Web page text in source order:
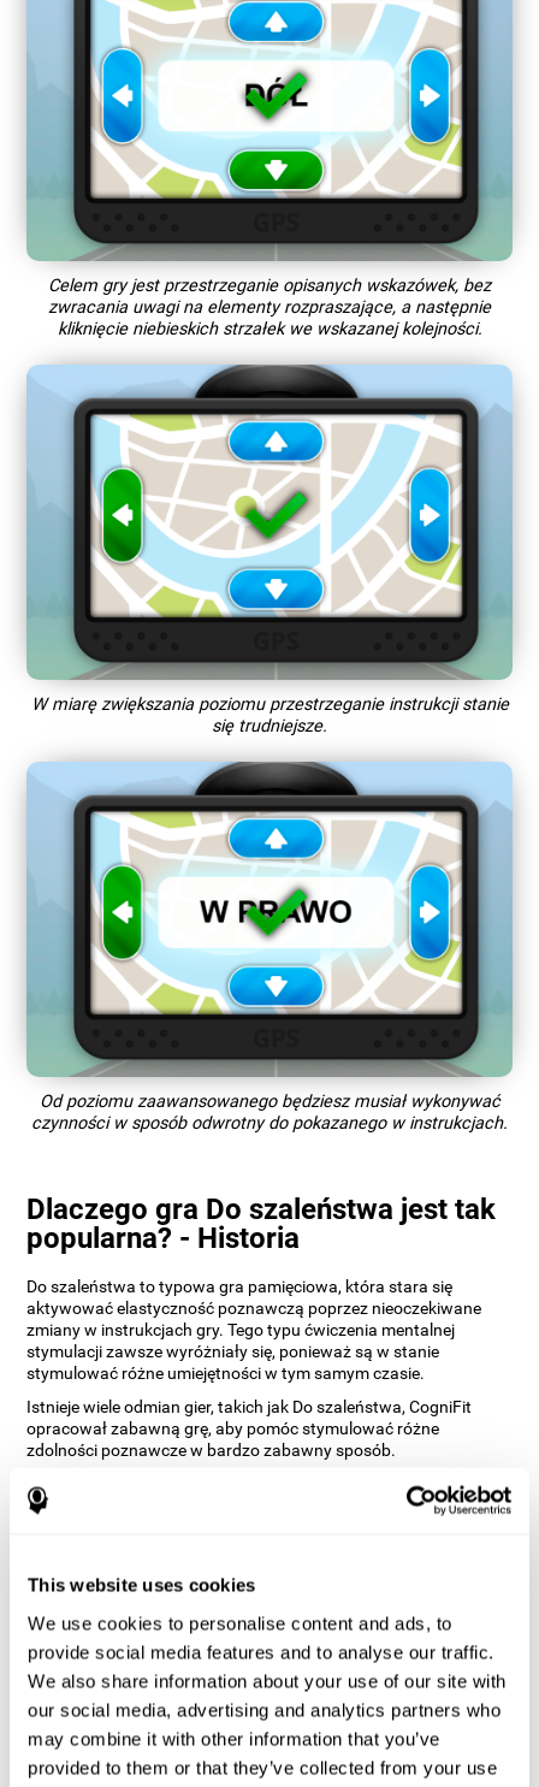
This website uses cookies
We use cookies to personalise content and ads, to
provide social media features and to analyse our traffic.
We also share information about your use of our site with
our social media, advertising and analytics partners who
may combine it with other information that you’ve
provided to them or that they’ve collected from your use
Celem gry jest przestrzeganie opisanych wskazówek, bez
zwracania uwagi na elementy rozpraszające, a następnie
kliknięcie niebieskich strzałek we wskazanej kolejności.
W miarę zwiększania poziomu przestrzeganie instrukcji stanie
się trudniejsze.
Od poziomu zaawansowanego będziesz musiał wykonywać
czynności w sposób odwrotny do pokazanego w instrukcjach.
Dlaczego gra Do szaleństwa jest tak
popularna? - Historia
Do szaleństwa to typowa gra pamięciowa, która stara się
aktywować elastyczność poznawczą poprzez nieoczekiwane
zmiany w instrukcjach gry. Tego typu ćwiczenia mentalnej
stymulacji zawsze wyróżniały się, ponieważ są w stanie
stymulować różne umiejętności w tym samym czasie.
Istnieje wiele odmian gier, takich jak Do szaleństwa, CogniFit
opracował zabawną grę, aby pomóc stymulować różne
zdolności poznawcze w bardzo zabawny sposób.
W jaki sposób „Do szaleństwa”
poprawia moje zdolności
Granie w gry takie jak „Do szaleństwa” od CogniFit stymuluje
określony wzorzec aktywacji neuronów. Powtarzanie i
konsekwentne trenowanie tego wzorca może pomóc w
tworzeniu nowych synaps i pomóc obwodom nerwowym w
reorganizacji i odzyskaniu osłabionych lub uszkodzonych funkcji
poznawczych.
„Do szaleństwa” pomaga ćwiczyć planowanie i pamięć
wzrokową. Konsekwentne stymulowanie tych umiejętności może
pomóc w tworzeniu nowych synaps, reorganizacji obwodów